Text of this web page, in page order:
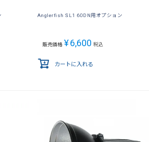
Anglerfish SL1 60DN用オプション
販売価格 ¥6,600 税込
カートに入れる